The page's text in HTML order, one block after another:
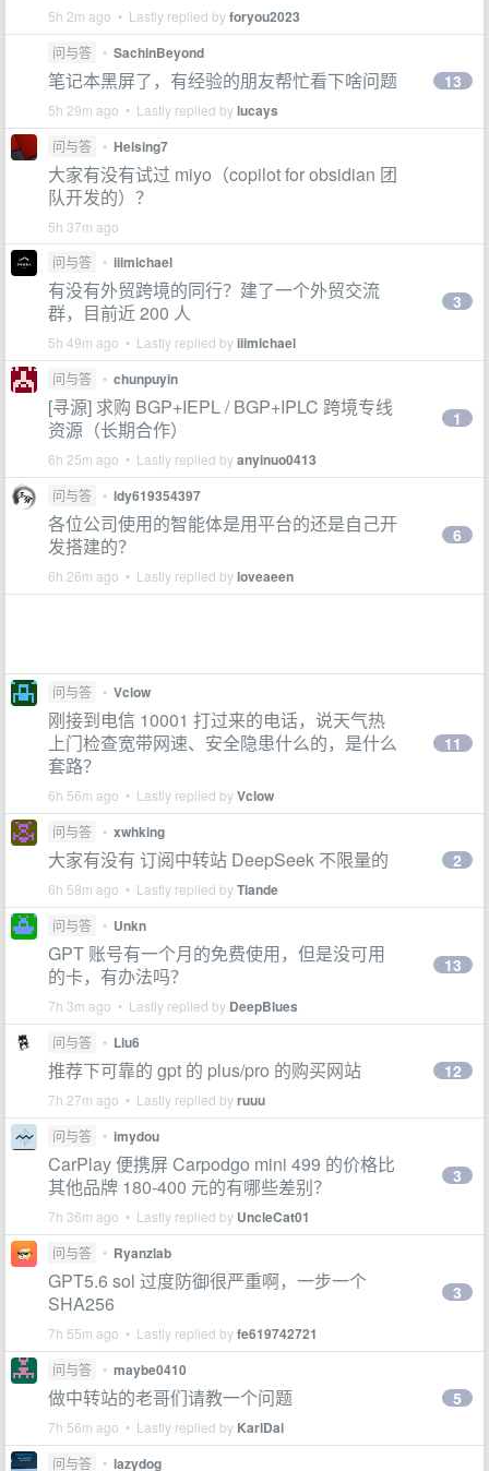
5h 2m ago • Lastly replied byforyou2023
问与答 • SachinBeyond
笔记本黑屏了，有经验的朋友帮忙看下啥问题
5h 29m ago • Lastly replied bylucays
13
问与答 • Helsing7
大家有没有试过 miyo（copilot for obsidian 团
队开发的）？
5h 37m ago
问与答
• iiimichael
有没有外贸跨境的同行？建了一个外贸交流
群，目前近 200 人
5h 49m ago • Lastly replied byiiimichael
3
问与答 • chunpuyin
[寻源] 求购 BGP+IEPL / BGP+IPLC 跨境专线
资源（长期合作）
6h 25m ago • Lastly replied byanyinuo0413
1
问与答 • ldy619354397
各位公司使用的智能体是用平台的还是自己开
发搭建的？
6h 26m ago • Lastly replied byloveaeen
6
问与答 • Vclow
刚接到电信 10001 打过来的电话，说天气热
上门检查宽带网速、安全隐患什么的，是什么
套路？
6h 56m ago • Lastly replied byVclow
11
问与答 • xwhking
大家有没有 订阅中转站 DeepSeek 不限量的
6h 58m ago • Lastly replied byTiande
2
问与答 • Unkn
GPT 账号有一个月的免费使用，但是没可用
的卡，有办法吗？
7h 3m ago • Lastly replied by DeepBlues
13
问与答 • Liu6
推荐下可靠的 gpt 的 plus/pro 的购买网站
7h 27m ago • Lastly replied byruuu
12
问与答 • imydou
CarPlay 便携屏 Carpodgo mini 499 的价格比
其他品牌 180-400 元的有哪些差别？
7h 36m ago • Lastly replied by UncleCat01
3
问与答 • Ryanzlab
GPT5.6 sol 过度防御很严重啊，一步一个
SHA256
7h 55m ago • Lastly replied byfe619742721
3
问与答 • maybe0410
做中转站的老哥们请教一个问题
7h 56m ago • Lastly replied by KarlDai
5
问与答 • lazydog